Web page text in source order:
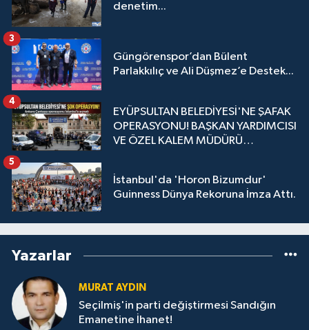
denetim...
Güngörenspor’dan Bülent
Parlakkılıç ve Ali Düşmez’e Destek...
3
EYÜPSULTAN BELEDİYESİ'NE ŞAFAK
OPERASYONU! BAŞKAN YARDIMCISI
VE ÖZEL KALEM MÜDÜRÜ
4
İstanbul'da 'Horon Bizumdur'
Guinness Dünya Rekoruna İmza Attı.
5
Yazarlar
MURAT AYDIN
Seçilmiş'in parti değiştirmesi Sandığın
Emanetine İhanet!